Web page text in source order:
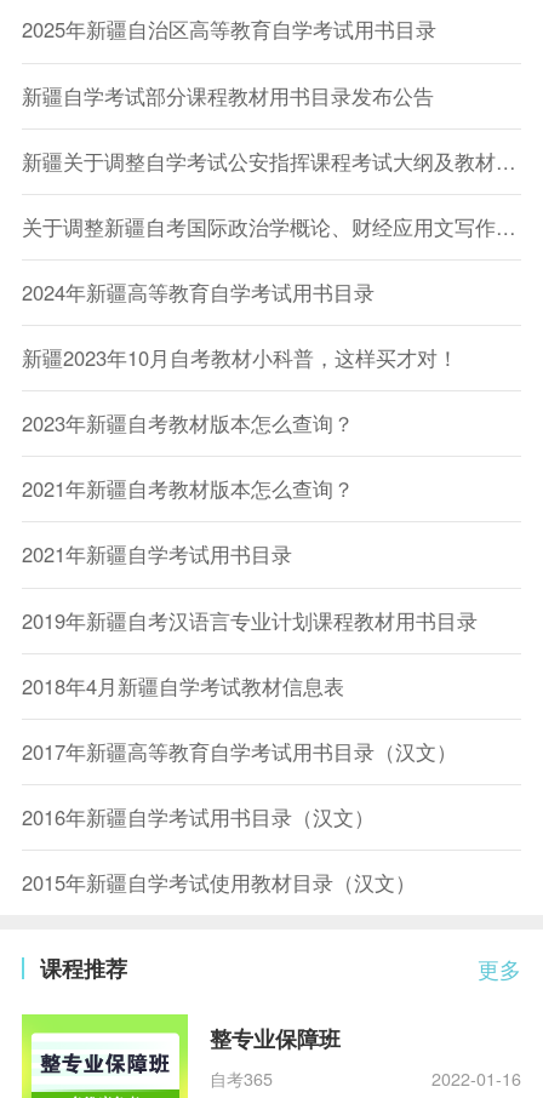
2025年新疆自治区高等教育自学考试用书目录
新疆自学考试部分课程教材用书目录发布公告
新疆关于调整自学考试公安指挥课程考试大纲及教材用书的公告
关于调整新疆自考国际政治学概论、财经应用文写作、微生物学与免疫学基础课程教材用书的公告
2024年新疆高等教育自学考试用书目录
新疆2023年10月自考教材小科普，这样买才对！
2023年新疆自考教材版本怎么查询？
2021年新疆自考教材版本怎么查询？
2021年新疆自学考试用书目录
2019年新疆自考汉语言专业计划课程教材用书目录
2018年4月新疆自学考试教材信息表
2017年新疆高等教育自学考试用书目录（汉文）
2016年新疆自学考试用书目录（汉文）
2015年新疆自学考试使用教材目录（汉文）
更多
课程推荐
整专业保障班
自考365 2022-01-16